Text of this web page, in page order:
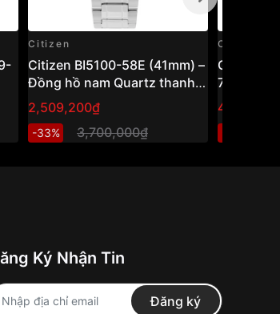
Citizen
Citizen BI5100-58E (41mm) –
Đồng hồ nam Quartz thanh
lịch, thiết kế cổ điển dễ đeo
2,509,200₫
-33% 3,700,000₫
Citizen
Citizen
75L
Ký Nhận Tin
Đăng ký